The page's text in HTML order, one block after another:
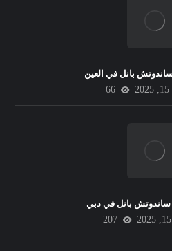
بانل في العين
66
ساندوتش بانل في دبي
207